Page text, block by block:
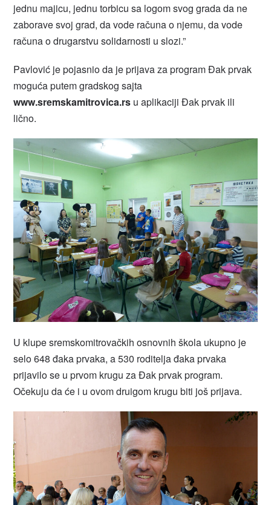
jednu majicu, jednu torbicu sa logom svog grada da ne
zaborave svoj grad, da vode računa o njemu, da vode
računa o drugarstvu solidarnosti u slozi.”
Pavlović je pojasnio da je prijava za program Đak prvak
moguća putem gradskog sajta
www.sremskamitrovica.rs u aplikaciji Đak prvak ili
lično.
U klupe sremskomitrovačkih osnovnih škola ukupno je
selo 648 đaka prvaka, a 530 roditelja đaka prvaka
prijavilo se u prvom krugu za Đak prvak program.
Očekuju da će i u ovom druigom krugu biti još prijava.